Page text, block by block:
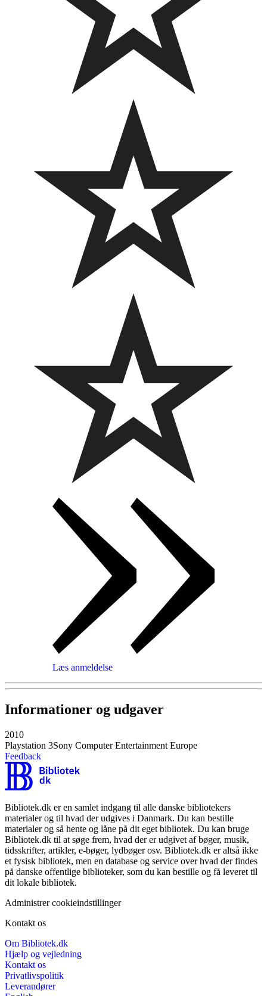
Læs anmeldelse
Informationer og udgaver
2010
Playstation 3Sony Computer Entertainment Europe
Feedback
Bibliotek.dk er en samlet indgang til alle danske bibliotekers
materialer og til hvad der udgives i Danmark. Du kan bestille
materialer og så hente og låne på dit eget bibliotek. Du kan bruge
Bibliotek.dk til at søge frem, hvad der er udgivet af bøger, musik,
tidsskrifter, artikler, e-bøger, lydbøger osv. Bibliotek.dk er altså ikke
et fysisk bibliotek, men en database og service over hvad der findes
på danske offentlige biblioteker, som du kan bestille og få leveret til
dit lokale bibliotek.
Administrer cookieindstillinger
Kontakt os
Om Bibliotek.dk
Hjælp og vejledning
Kontakt os
Privatlivspolitik
Leverandører